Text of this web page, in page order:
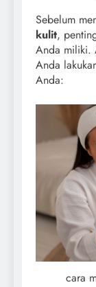
Sebelum
kulit,
Anda miliki.
Anda
Anda:
cara